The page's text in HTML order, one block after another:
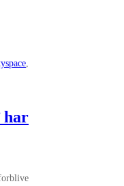
har